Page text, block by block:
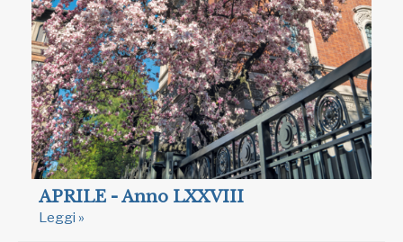
APRILE - Anno LXXVIII
Leggi »